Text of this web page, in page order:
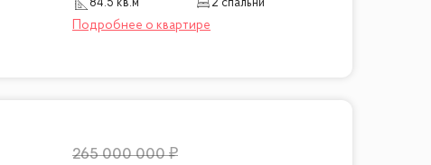
84.5 кв.м 2 спальни
265 000 000